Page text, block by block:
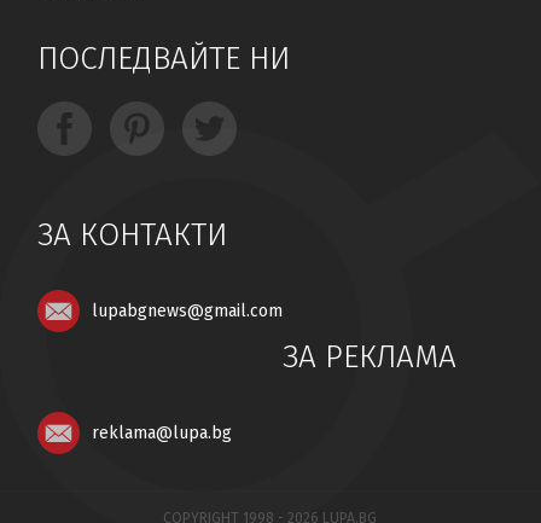
ПОСЛЕДВАЙТЕ НИ
ЗА КОНТАКТИ
lupabgnews@gmail.com
ЗА РЕКЛАМА
reklama@lupa.bg
COPYRIGHT 1998 - 2026 LUPA.BG